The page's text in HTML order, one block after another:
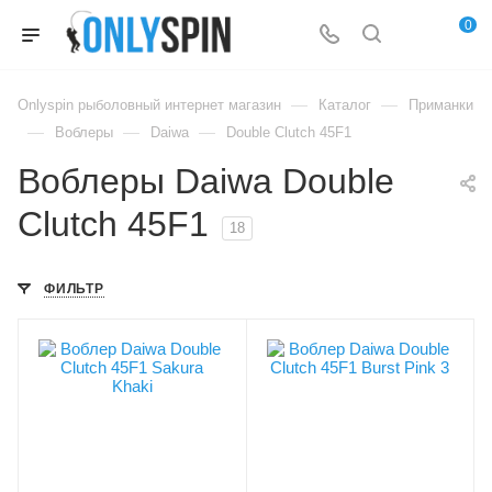
0
Onlyspin рыболовный интернет магазин — Каталог — Приманки
— Воблеры — Daiwa — Double Clutch 45F1
Воблеры Daiwa Double
Clutch 45F1
18
ФИЛЬТР
Цвет приманки
Sakura Khaki
Цвет приманки
Burst Pink 3